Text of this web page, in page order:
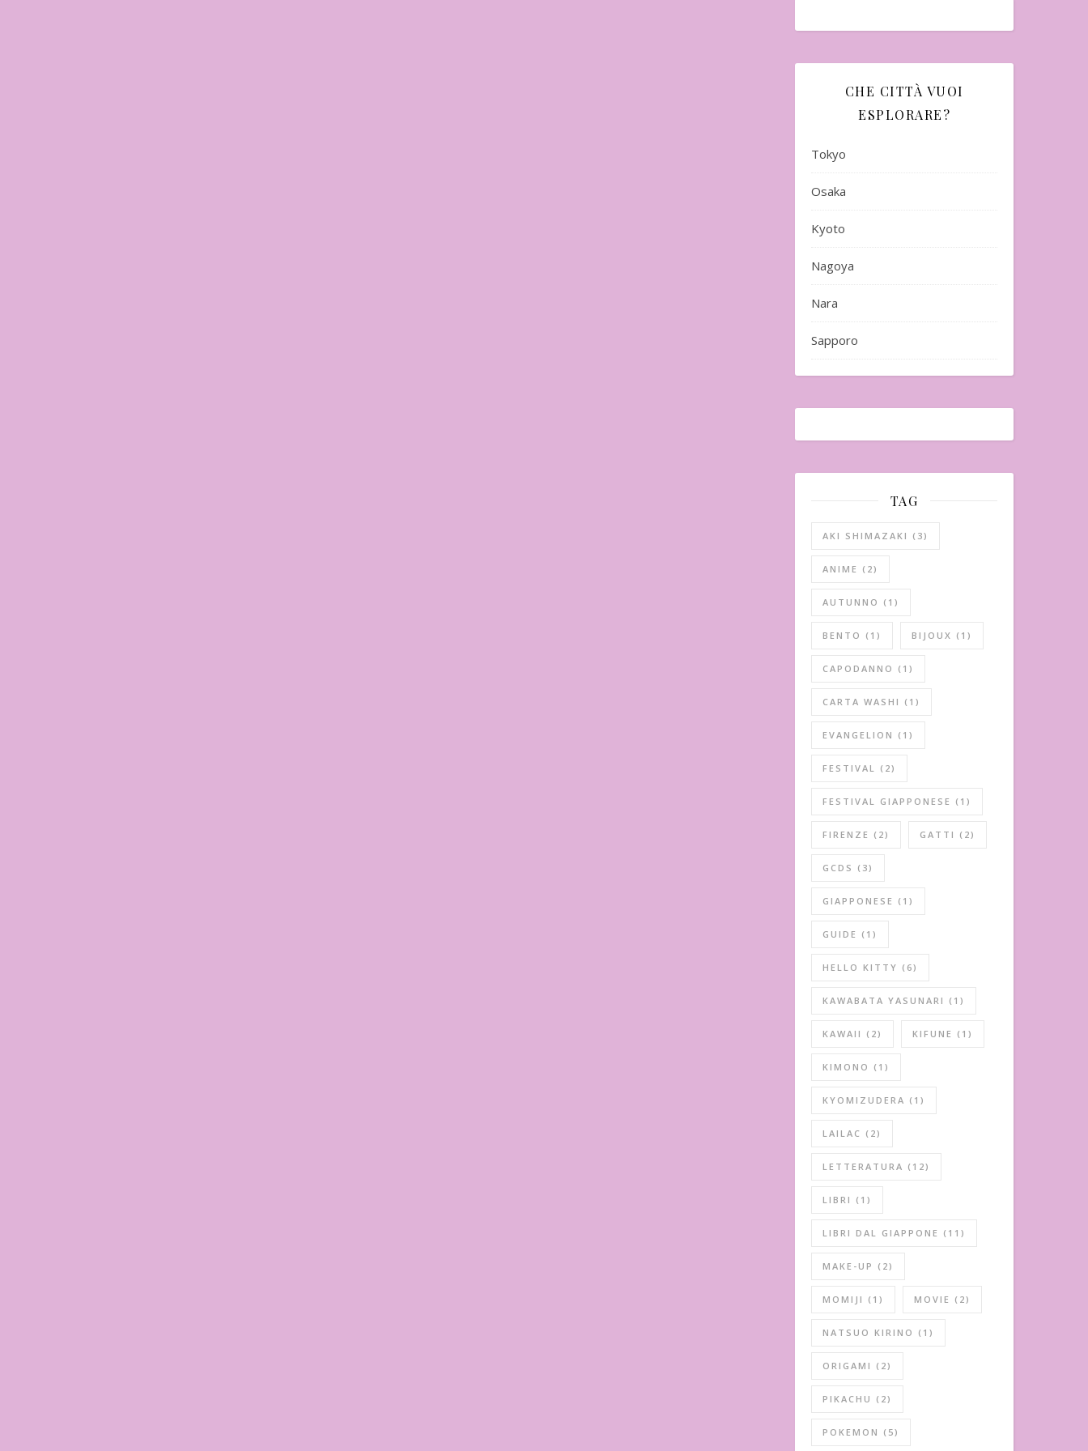
CHE CITTÀ VUOI
ESPLORARE?
Tokyo
Osaka
Kyoto
Nagoya
Nara
Sapporo
TAG
AKI SHIMAZAKI (3)
ANIME (2)
AUTUNNO (1)
BENTO (1) BIJOUX (1)
CAPODANNO (1)
CARTA WASHI (1)
EVANGELION (1)
FESTIVAL (2)
FESTIVAL GIAPPONESE (1)
FIRENZE (2) GATTI (2)
GCDS (3)
GIAPPONESE (1)
GUIDE (1)
HELLO KITTY (6)
KAWABATA YASUNARI (1)
KAWAII (2) KIFUNE (1)
KIMONO (1)
KYOMIZUDERA (1)
LAILAC (2)
LETTERATURA (12)
LIBRI (1)
LIBRI DAL GIAPPONE (11)
MAKE-UP (2)
MOMIJI (1) MOVIE (2)
NATSUO KIRINO (1)
ORIGAMI (2)
PIKACHU (2)
POKEMON (5)